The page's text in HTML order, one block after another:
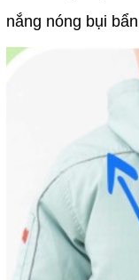
nắng nóng bụi